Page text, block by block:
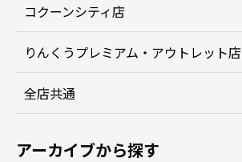
コクーンシティ店
りんくうプレミアム・アウトレット店
全店共通
アーカイブから探す